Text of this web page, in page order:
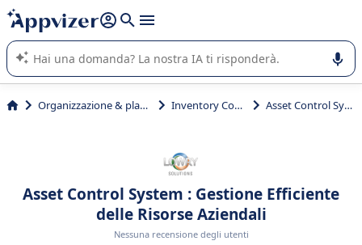
righe con
shift + enter
L'IA di Appvizer vi guida nell'utilizzo o nella scelta di un
software SaaS per la vostra azienda.
Organizzazione & planning Inventory Control Asset Control System
Asset Control System : Gestione Efficiente
delle Risorse Aziendali
Nessuna recensione degli utenti